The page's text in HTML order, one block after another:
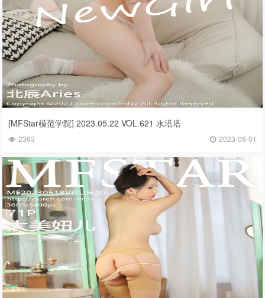
[MFStar模范学院] 2023.05.22 VOL.621 水塔塔
2363 2023-06-01